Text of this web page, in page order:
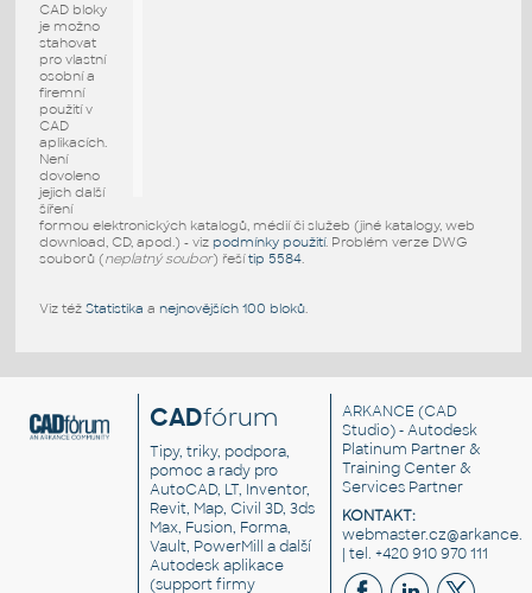
CAD bloky
je možno
stahovat
pro vlastní
osobní a
firemní
použití v
CAD
aplikacích.
Není
dovoleno
jejich další
šíření
formou elektronických katalogů, médií či služeb (jiné katalogy, web
download, CD, apod.) - viz podmínky použití. Problém verze DWG
souborů (neplatný soubor) řešítip 5584.
Viz též Statistika a nejnovějších 100 bloků.
CADfórum
Tipy, triky, podpora,
pomoc a rady pro
AutoCAD, LT, Inventor,
Revit, Map, Civil 3D, 3ds
Max, Fusion, Forma,
Vault, PowerMill a další
Autodesk aplikace
(support firmy
ARKANCE (CAD
Studio) - Autodesk
Platinum Partner &
Training Center &
Services Partner
KONTAKT:
| tel. +420 910 970 111